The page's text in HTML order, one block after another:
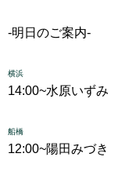
-明日のご案内-
横浜
14:00~水原いずみ
船橋
12:00~陽田みづき